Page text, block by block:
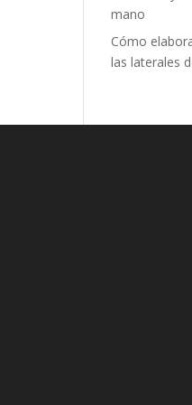
mano
Cómo
las laterales